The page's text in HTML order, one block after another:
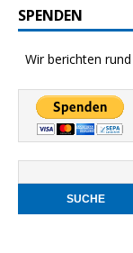
SPENDEN
Wir berichten